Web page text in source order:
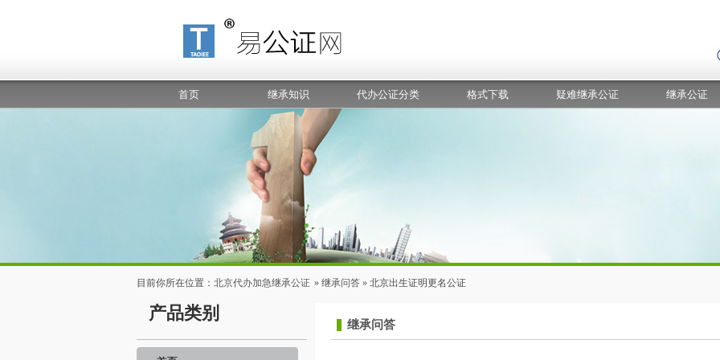
首页 继承知识
继承问答
办证指南
代办公证分类 格式下载 疑难继承公证 继承公证
目前你所在位置： 北京代办加急继承公证 » 继承问答 » 北京出生证明更名公证
产品类别
继承问答